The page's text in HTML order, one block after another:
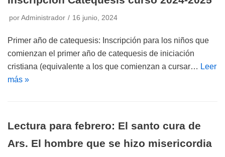
por Administrador 16 junio, 2024
Primer año de catequesis: Inscripción para los niños que
comienzan el primer año de catequesis de iniciación
cristiana (equivalente a los que comienzan a cursar… Leer
más »
Lectura para febrero: El santo cura de
Ars. El hombre que se hizo misericordia